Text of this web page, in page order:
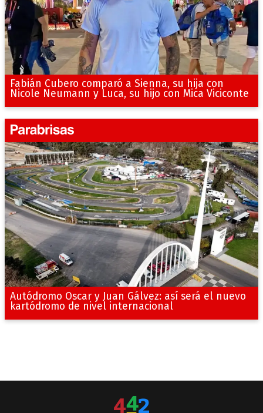
Fabián Cubero comparó a Sienna, su hija con
Nicole Neumann y Luca, su hijo con Mica Viciconte
Autódromo Oscar y Juan Gálvez: así será el nuevo
kartódromo de nivel internacional